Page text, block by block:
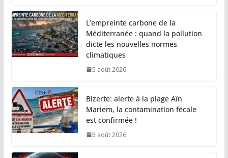
L’empreinte carbone de la
Méditerranée : quand la pollution
dicte les nouvelles normes
climatiques
5 août 2026
Bizerte: alerte à la plage Aïn
Mariem, la contamination fécale
est confirmée !
5 août 2026